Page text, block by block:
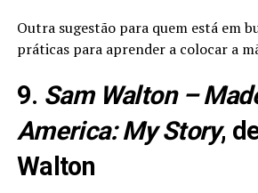
Outra sugestão para quem está em
práticas para aprender a colocar a
9. Sam Walton –
America: My Story,
Walton